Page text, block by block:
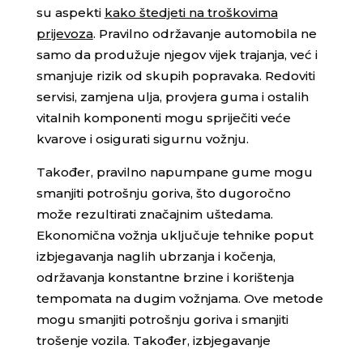
su aspekti kako štedjeti na troškovima
prijevoza. Pravilno održavanje automobila ne
samo da produžuje njegov vijek trajanja, već i
smanjuje rizik od skupih popravaka. Redoviti
servisi, zamjena ulja, provjera guma i ostalih
vitalnih komponenti mogu spriječiti veće
kvarove i osigurati sigurnu vožnju.
Također, pravilno napumpane gume mogu
smanjiti potrošnju goriva, što dugoročno
može rezultirati značajnim uštedama.
Ekonomična vožnja uključuje tehnike poput
izbjegavanja naglih ubrzanja i kočenja,
održavanja konstantne brzine i korištenja
tempomata na dugim vožnjama. Ove metode
mogu smanjiti potrošnju goriva i smanjiti
trošenje vozila. Također, izbjegavanje